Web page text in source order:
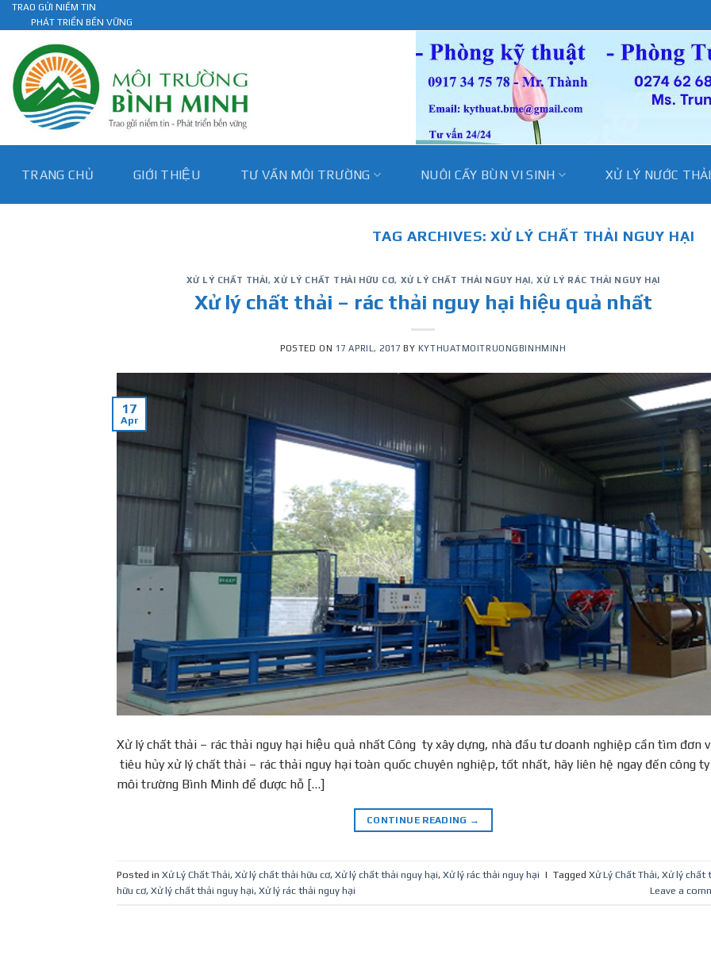
Skip
to
content
TRAO GỬI NIỀM TIN
PHÁT TRIỂN BỀN VỮNG
TRANG CHỦ GIỚI THIỆU TƯ VẤN MÔI TRƯỜNG NUÔI CẤY BÙN VI SINH XỬ LÝ NƯỚC THẢI
TAG ARCHIVES:XỬ LÝ CHẤT THẢI NGUY HẠI
XỬ LÝ CHẤT THẢI,XỬ LÝ CHẤT THẢI HỮU CƠ, XỬ LÝ CHẤT THẢI NGUY HẠI,XỬ LÝ RÁC THẢI NGUY HẠI
Xử lý chất thải – rác thải nguy hại hiệu quả nhất
POSTED ON 17 APRIL, 2017 BY KYTHUATMOITRUONGBINHMINH
17
Apr
Xử lý chất thải – rác thải nguy hại hiệu quả nhất Công ty xây dựng, nhà đầu tư doanh nghiệp cần tìm đơn
tiêu hủy xử lý chất thải – rác thải nguy hại toàn quốc chuyên nghiệp, tốt nhất, hãy liên hệ ngay đến công ty
môi trường Bình Minh để được hỗ […]
CONTINUE READING →
Posted in Xử Lý Chất Thải, Xử lý chất thải hữu cơ, Xử lý chất thải nguy hại, Xử lý rác thải nguy hại | Tagged Xử Lý Chất Thải, Xử lý chất
hữu cơ, Xử lý chất thải nguy hại, Xử lý rác thải nguy hại Leave a